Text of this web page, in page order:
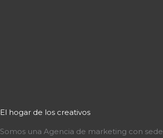
El hogar de los creativos
Somos una Agencia de marketing con